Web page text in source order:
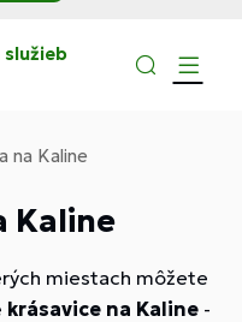
služieb
na Kaline
Kaline
miestach môžete
krásavice na Kaline -